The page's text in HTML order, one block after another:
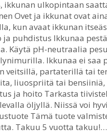
ikkunan ulkopintaan
Ovet ja ikkunat ovat
kun avaat ikkunan
ja puhdistus Ikkunaa
Käytä pH-neutraalia
Ikkunaa ei saa
veitsillä, partaterillä tai
liuospriitä tai
ja hoito Tarkasta
öljyllä. Niissä voi
Tämä tuote
Takuu 5 vuotta takuu!…